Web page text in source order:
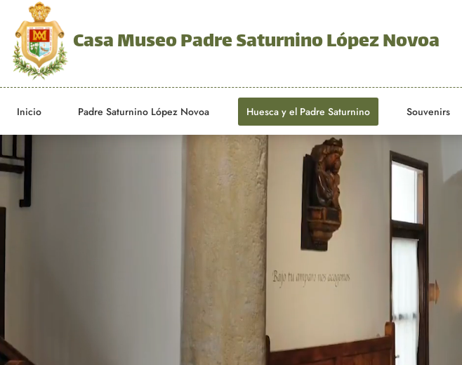
Casa Museo Padre Saturnino López Novoa
Inicio Padre Saturnino López Novoa Huesca y el Padre Saturnino Souvenirs